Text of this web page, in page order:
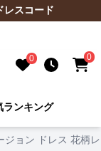
レスコード
0 0
ランキング
ジョン ドレス 花柄